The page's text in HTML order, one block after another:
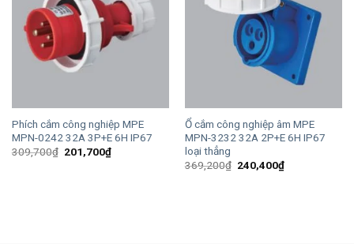
Phích cắm công nghiệp MPE
MPN-0242 32A 3P+E 6H IP67
309,700₫ Giá
201,700₫Giá
hiện
Ổ cắm công nghiệp âm MPE
MPN-3232 32A 2P+E 6H IP67
loại thẳng
369,200₫ Giá
240,400₫Giá
hiện